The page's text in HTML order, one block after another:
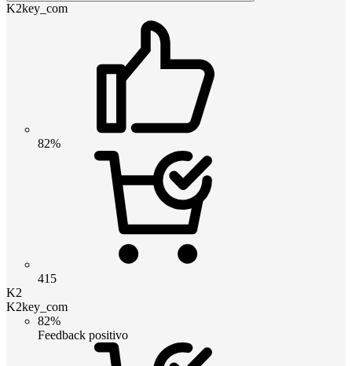
K2key_com
82%
415
K2
K2key_com
82%
Feedback positivo